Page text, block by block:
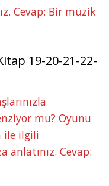
Cevap: Bir müzik
19-20-21-22-
mu? Oyunu
ile ilgili
anlatınız. Cevap: